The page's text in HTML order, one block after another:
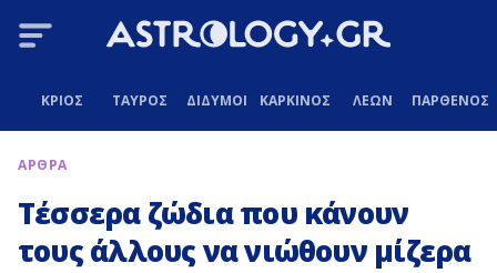
ΚΡΙΟΣ ΤΑΥΡΟΣ ΔΙΔΥΜΟΙ ΚΑΡΚΙΝΟΣ ΛΕΩΝ ΠΑΡΘΕΝΟΣ
ΑΡΘΡΑ
Τέσσερα ζώδια που κάνουν
τους άλλους να νιώθουν μίζερα